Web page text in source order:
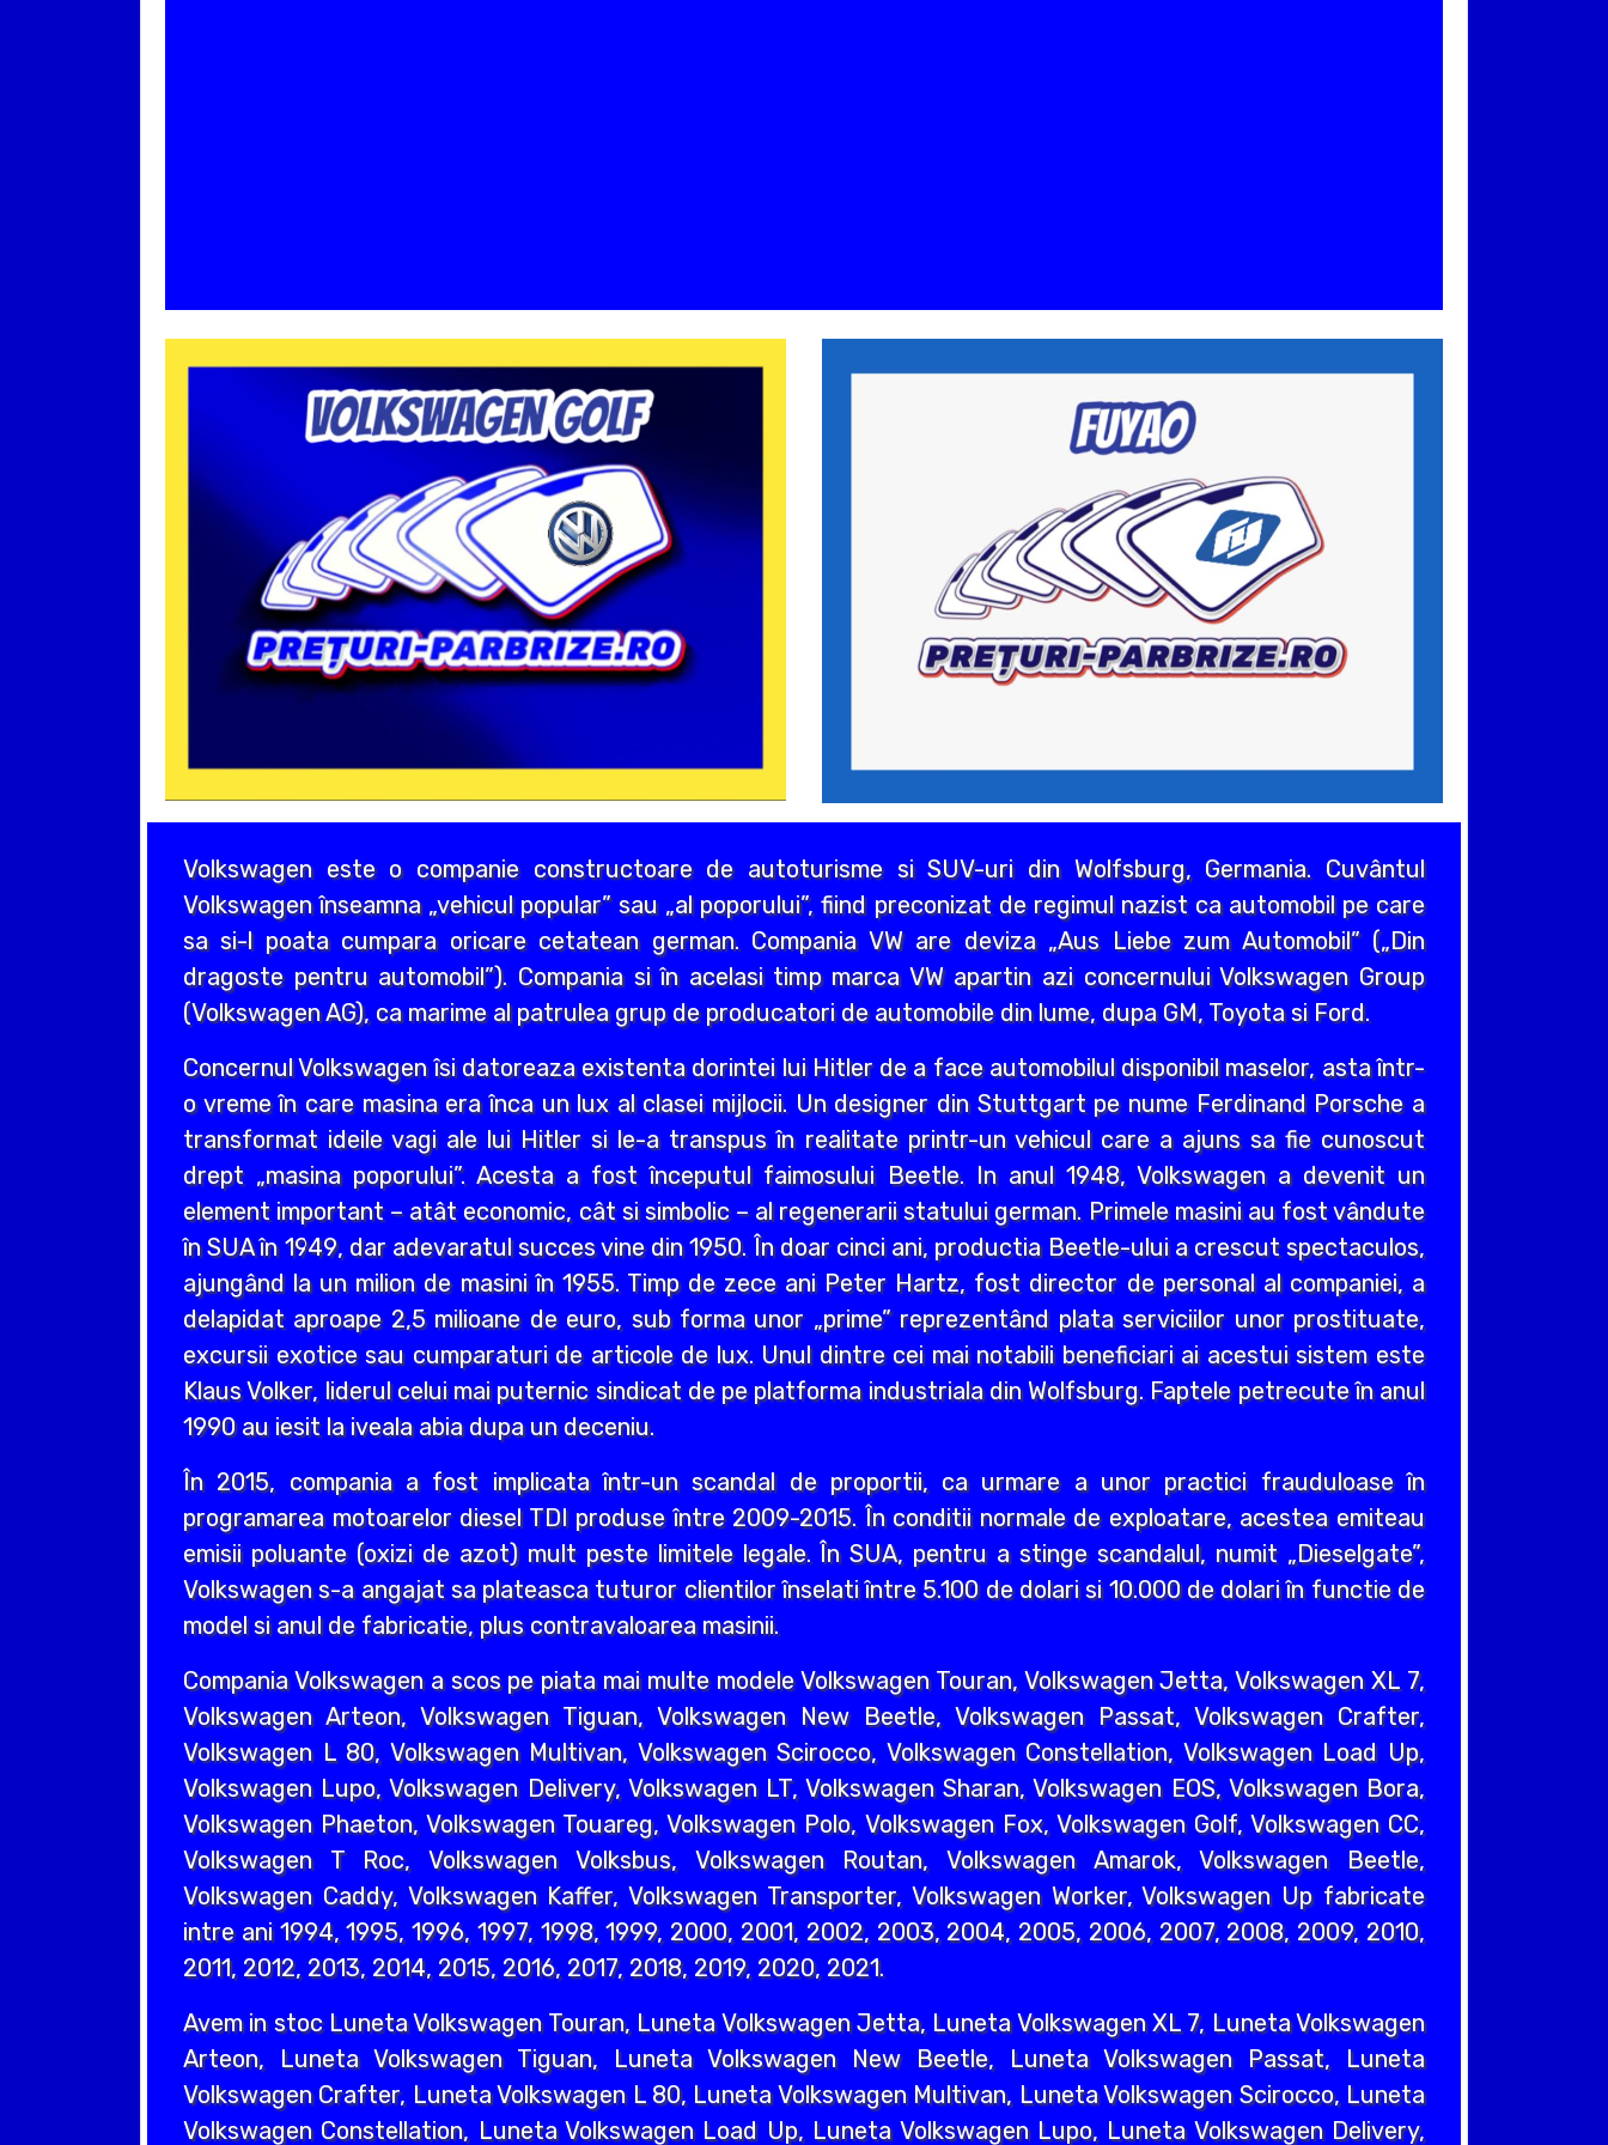
Volkswagen este o companie constructoare de autoturisme si SUV-uri din Wolfsburg, Germania. Cuvântul
Volkswagen înseamna „vehicul popular” sau „al poporului”, fiind preconizat de regimul nazist ca automobil pe care
sa si-l poata cumpara oricare cetatean german. Compania VW are deviza „Aus Liebe zum Automobil” („Din
dragoste pentru automobil”). Compania si în acelasi timp marca VW apartin azi concernului Volkswagen Group
(Volkswagen AG), ca marime al patrulea grup de producatori de automobile din lume, dupa GM, Toyota si Ford.
Concernul Volkswagen îsi datoreaza existenta dorintei lui Hitler de a face automobilul disponibil maselor, asta într-
o vreme în care masina era înca un lux al clasei mijlocii. Un designer din Stuttgart pe nume Ferdinand Porsche a
transformat ideile vagi ale lui Hitler si le-a transpus în realitate printr-un vehicul care a ajuns sa fie cunoscut
drept „masina poporului”. Acesta a fost începutul faimosului Beetle. In anul 1948, Volkswagen a devenit un
element important – atât economic, cât si simbolic – al regenerarii statului german. Primele masini au fost vândute
în SUA în 1949, dar adevaratul succes vine din 1950. În doar cinci ani, productia Beetle-ului a crescut spectaculos,
ajungând la un milion de masini în 1955. Timp de zece ani Peter Hartz, fost director de personal al companiei, a
delapidat aproape 2,5 milioane de euro, sub forma unor „prime” reprezentând plata serviciilor unor prostituate,
excursii exotice sau cumparaturi de articole de lux. Unul dintre cei mai notabili beneficiari ai acestui sistem este
Klaus Volker, liderul celui mai puternic sindicat de pe platforma industriala din Wolfsburg. Faptele petrecute în anul
1990 au iesit la iveala abia dupa un deceniu.
În 2015, compania a fost implicata într-un scandal de proportii, ca urmare a unor practici frauduloase în
programarea motoarelor diesel TDI produse între 2009-2015. În conditii normale de exploatare, acestea emiteau
emisii poluante (oxizi de azot) mult peste limitele legale. În SUA, pentru a stinge scandalul, numit „Dieselgate”,
Volkswagen s-a angajat sa plateasca tuturor clientilor înselati între 5.100 de dolari si 10.000 de dolari în functie de
model si anul de fabricatie, plus contravaloarea masinii.
Compania Volkswagen a scos pe piata mai multe modele Volkswagen Touran, Volkswagen Jetta, Volkswagen XL 7,
Volkswagen Arteon, Volkswagen Tiguan, Volkswagen New Beetle, Volkswagen Passat, Volkswagen Crafter,
Volkswagen L 80, Volkswagen Multivan, Volkswagen Scirocco, Volkswagen Constellation, Volkswagen Load Up,
Volkswagen Lupo, Volkswagen Delivery, Volkswagen LT, Volkswagen Sharan, Volkswagen EOS, Volkswagen Bora,
Volkswagen Phaeton, Volkswagen Touareg, Volkswagen Polo, Volkswagen Fox, Volkswagen Golf, Volkswagen CC,
Volkswagen T Roc, Volkswagen Volksbus, Volkswagen Routan, Volkswagen Amarok, Volkswagen Beetle,
Volkswagen Caddy, Volkswagen Kaffer, Volkswagen Transporter, Volkswagen Worker, Volkswagen Up fabricate
intre ani 1994, 1995, 1996, 1997, 1998, 1999, 2000, 2001, 2002, 2003, 2004, 2005, 2006, 2007, 2008, 2009, 2010,
2011, 2012, 2013, 2014, 2015, 2016, 2017, 2018, 2019, 2020, 2021.
Avem in stoc Luneta Volkswagen Touran, Luneta Volkswagen Jetta, Luneta Volkswagen XL 7, Luneta Volkswagen
Arteon, Luneta Volkswagen Tiguan, Luneta Volkswagen New Beetle, Luneta Volkswagen Passat, Luneta
Volkswagen Crafter, Luneta Volkswagen L 80, Luneta Volkswagen Multivan, Luneta Volkswagen Scirocco, Luneta
Volkswagen Constellation, Luneta Volkswagen Load Up, Luneta Volkswagen Lupo, Luneta Volkswagen Delivery,